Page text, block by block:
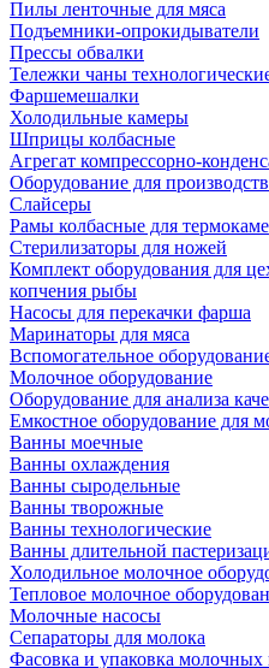
Пилы ленточные для мяса
Подъемники-опрокидыватели
Прессы обвалки
Тележки чаны
Фаршемешалки
Холодильные камеры
Шприцы колбасные
Агрегат компрессорно-
Оборудование для
Слайсеры
Рамы колбасные для
Стерилизаторы для ножей
Комплект оборудования для
копчения рыбы
Насосы для перекачки фарша
Маринаторы для мяса
Вспомогательное
Молочное оборудование
Оборудование для анализа
Емкостное оборудование для
Ванны моечные
Ванны охлаждения
Ванны сыродельные
Ванны творожные
Ванны технологические
Ванны длительной
Холодильное молочное
Тепловое молочное
Молочные насосы
Сепараторы для молока
Фасовка и упаковка молочных